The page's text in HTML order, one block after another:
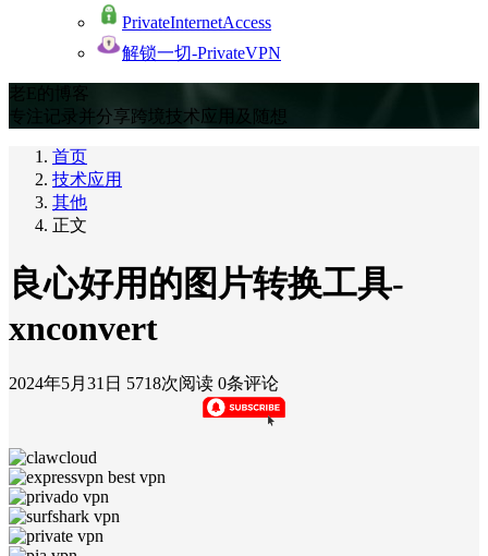
PrivateInternetAccess
解锁一切-PrivateVPN
老E的博客
专注记录并分享跨境技术应用及随想
首页
技术应用
其他
正文
良心好用的图片转换工具-
xnconvert
2024年5月31日 5718次阅读 0条评论